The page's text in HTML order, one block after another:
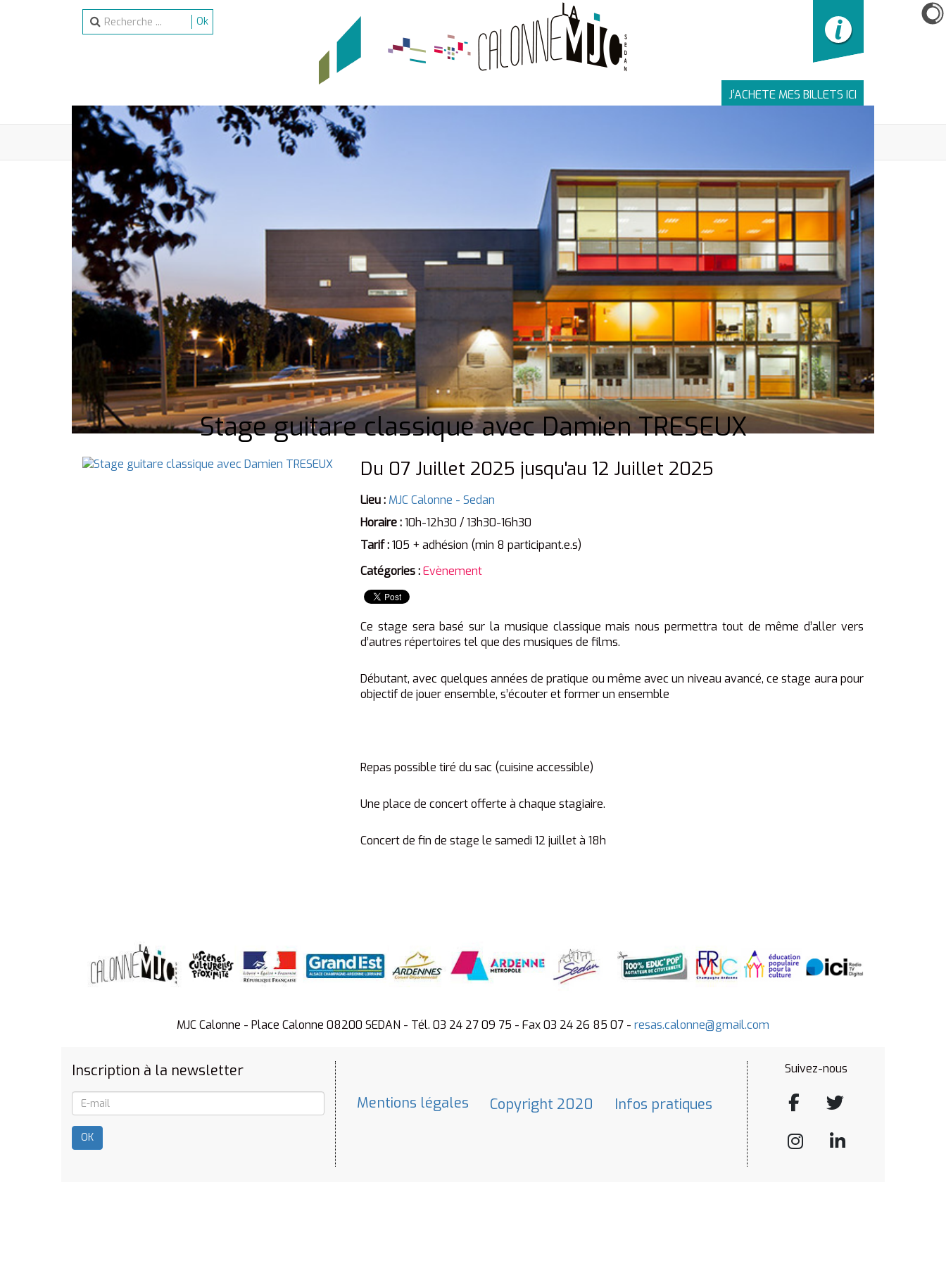
Ok
J’ACHETE MES BILLETS ICI
ACCUEIL SPECTACLES ACTIVITÉS JEUNESSE
Stage guitare classique avec Damien TRESEUX
Du 07 Juillet 2025 jusqu'au 12 Juillet 2025
Lieu : MJC Calonne - Sedan
Horaire :10h-12h30 / 13h30-16h30
Tarif :105 + adhésion (min 8 participant.e.s)
Catégories :Evènement
Ce stage sera basé sur la musique classique mais nous permettra tout de même d’aller vers
d’autres répertoires tel que des musiques de films.
Débutant, avec quelques années de pratique ou même avec un niveau avancé, ce stage aura pour
objectif de jouer ensemble, s’écouter et former un ensemble
Repas possible tiré du sac (cuisine accessible)
Une place de concert offerte à chaque stagiaire.
Concert de fin de stage le samedi 12 juillet à 18h
MJC Calonne - Place Calonne 08200 SEDAN - Tél. 03 24 27 09 75 - Fax 03 24 26 85 07 - resas.calonne@gmail.com
Inscription à la newsletter
OK
Mentions légales Copyright 2020 Infos pratiques
Suivez-nous